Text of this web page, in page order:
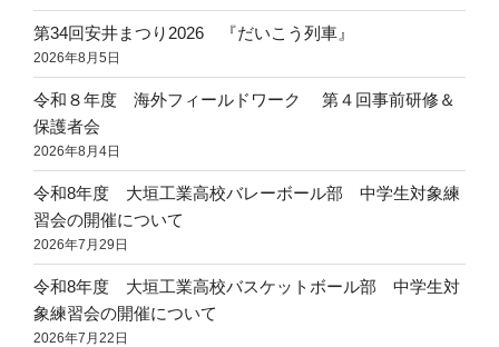
第34回安井まつり2026 『だいこう列車』
2026年8月5日
令和８年度 海外フィールドワーク 第４回事前研修＆
保護者会
2026年8月4日
令和8年度 大垣工業高校バレーボール部 中学生対象練
習会の開催について
2026年7月29日
令和8年度 大垣工業高校バスケットボール部 中学生対
象練習会の開催について
2026年7月22日